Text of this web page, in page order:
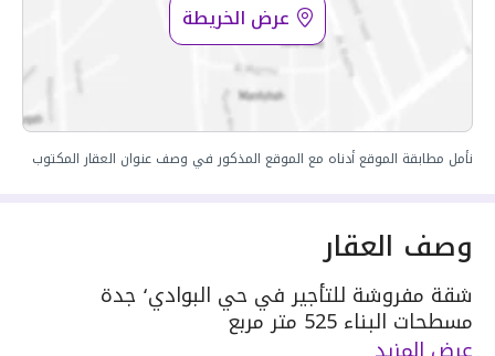
عرض الخريطة
نأمل مطابقة الموقع أدناه مع الموقع المذكور في وصف عنوان العقار المكتوب
وصف العقار
شقة مفروشة للتأجير في حي البوادي٬ جدة
مسطحات البناء 525 متر مربع